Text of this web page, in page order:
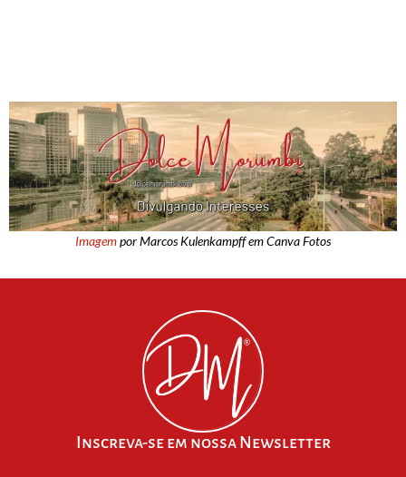
Imagempor Marcos Kulenkampff em Canva Fotos
Inscreva-se em nossa Newsletter